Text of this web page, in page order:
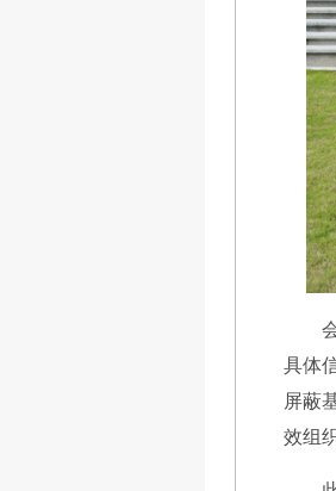
具体
屏蔽
效组